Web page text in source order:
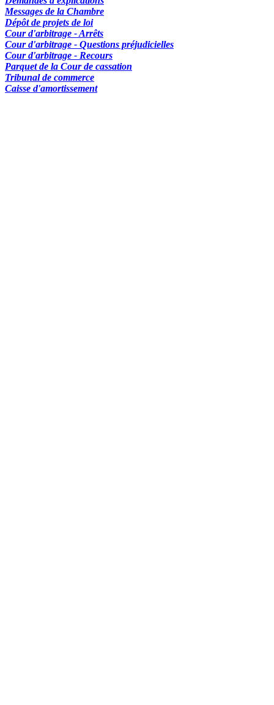
Messages de la Chambre
Dépôt de projets de loi
Cour d'arbitrage - Arrêts
Cour d'arbitrage - Questions préjudicielles
Cour d'arbitrage - Recours
Parquet de la Cour de cassation
Tribunal de commerce
Caisse d'amortissement